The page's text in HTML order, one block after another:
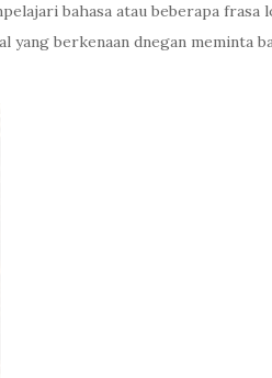
bahasa atau beberapa frasa
berkenaan dnegan meminta